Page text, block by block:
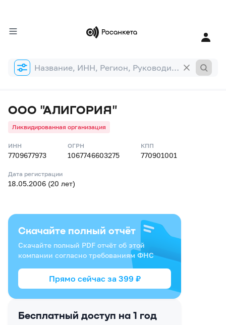
Форма
поиска
ООО "АЛИГОРИЯ"
Ликвидированная организация
ИНН
7709677973
ОГРН
1067746603275
КПП
770901001
Дата регистрации
18.05.2006 (20 лет)
Бесплатный доступ на 1 год
Скачайте полный отчёт
Скачайте полный PDF отчёт об этой
компании согласно требованиям ФНС
Прямо сейчас за 399 ₽